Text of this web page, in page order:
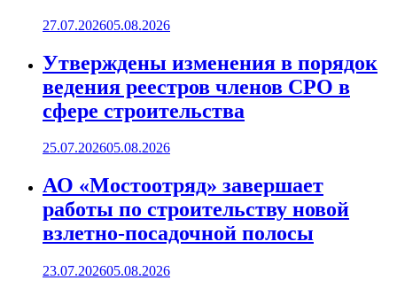
27.07.202605.08.2026
Утверждены изменения в порядок
ведения реестров членов СРО в
сфере строительства
25.07.202605.08.2026
АО «Мостоотряд» завершает
работы по строительству новой
взлетно-посадочной полосы
23.07.202605.08.2026